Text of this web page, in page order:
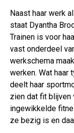
Naast haar werk
staat Dyantha
Trainen is voor
vast onderdeel
werkschema
werken. Wat haar
deelt haar
zien dat fit blijven
ingewikkelde
ze bezig is en